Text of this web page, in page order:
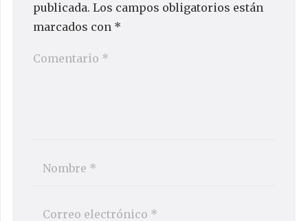
publicada. Los campos obligatorios están
marcados con *